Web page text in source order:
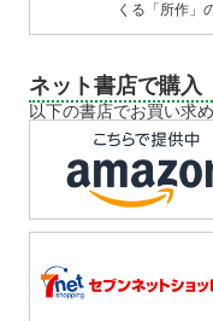
くる「所作」
ネット書店で購入
以下の書店でお買い求